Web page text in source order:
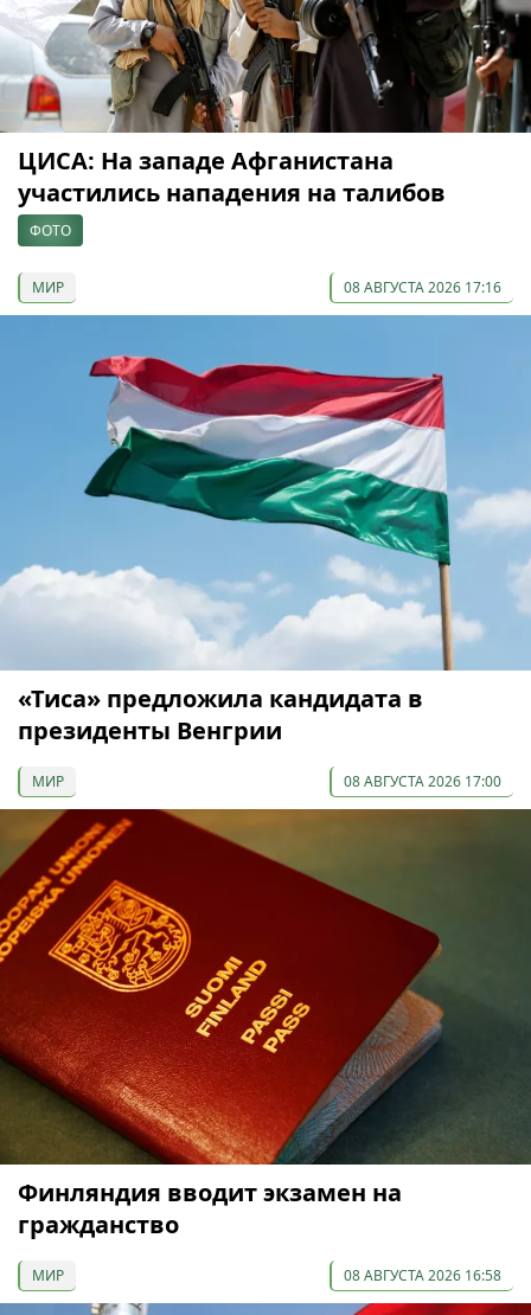
ЦИСА: На западе Афганистана
участились нападения на талибов
ФОТО
МИР 08 АВГУСТА 2026 17:16
«Тиса» предложила кандидата в
президенты Венгрии
МИР 08 АВГУСТА 2026 17:00
Финляндия вводит экзамен на
гражданство
МИР 08 АВГУСТА 2026 16:58